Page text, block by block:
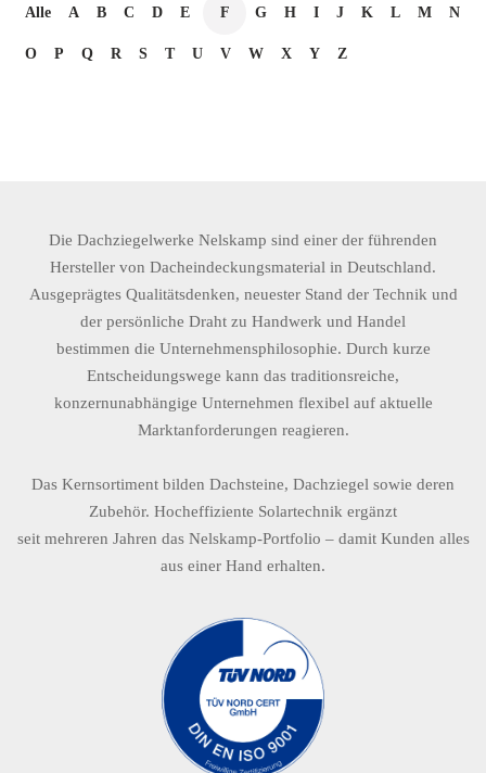
Alle A B C D E F G H I J K L M N
O P Q R S T U V W X Y Z
Die Dachziegelwerke Nelskamp sind einer der führenden
Hersteller von Dacheindeckungsmaterial in Deutschland.
Ausgeprägtes Qualitätsdenken, neuester Stand der Technik und
der persönliche Draht zu Handwerk und Handel
bestimmen die Unternehmensphilosophie. Durch kurze
Entscheidungswege kann das traditionsreiche,
konzernunabhängige Unternehmen flexibel auf aktuelle
Marktanforderungen reagieren.
Das Kernsortiment bilden Dachsteine, Dachziegel sowie deren
Zubehör. Hocheffiziente Solartechnik ergänzt
seit mehreren Jahren das Nelskamp-Portfolio – damit Kunden alles
aus einer Hand erhalten.